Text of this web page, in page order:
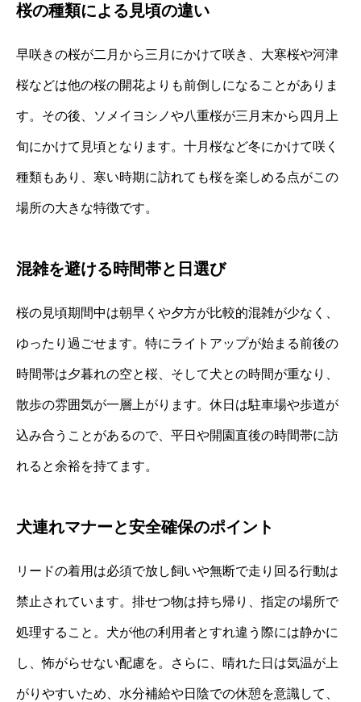
桜の種類による見頃の違い
早咲きの桜が二月から三月にかけて咲き、大寒桜や河津
桜などは他の桜の開花よりも前倒しになることがありま
す。その後、ソメイヨシノや八重桜が三月末から四月上
旬にかけて見頃となります。十月桜など冬にかけて咲く
種類もあり、寒い時期に訪れても桜を楽しめる点がこの
場所の大きな特徴です。
混雑を避ける時間帯と日選び
桜の見頃期間中は朝早くや夕方が比較的混雑が少なく、
ゆったり過ごせます。特にライトアップが始まる前後の
時間帯は夕暮れの空と桜、そして犬との時間が重なり、
散歩の雰囲気が一層上がります。休日は駐車場や歩道が
込み合うことがあるので、平日や開園直後の時間帯に訪
れると余裕を持てます。
犬連れマナーと安全確保のポイント
リードの着用は必須で放し飼いや無断で走り回る行動は
禁止されています。排せつ物は持ち帰り、指定の場所で
処理すること。犬が他の利用者とすれ違う際には静かに
し、怖がらせない配慮を。さらに、晴れた日は気温が上
がりやすいため、水分補給や日陰での休憩を意識して、